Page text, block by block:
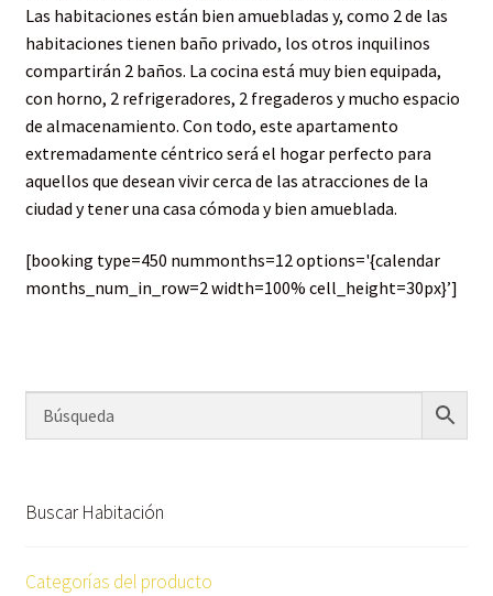
Las habitaciones están bien amuebladas y, como 2 de las
habitaciones tienen baño privado, los otros inquilinos
compartirán 2 baños. La cocina está muy bien equipada,
con horno, 2 refrigeradores, 2 fregaderos y mucho espacio
de almacenamiento. Con todo, este apartamento
extremadamente céntrico será el hogar perfecto para
aquellos que desean vivir cerca de las atracciones de la
ciudad y tener una casa cómoda y bien amueblada.
[booking type=450 nummonths=12 options='{calendar
months_num_in_row=2 width=100% cell_height=30px}’]
Buscar Habitación
Categorías del producto